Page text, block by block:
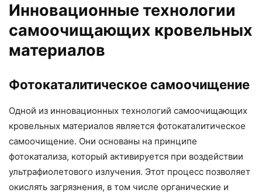
Инновационные технологии
самоочищающих кровельных
материалов
Фотокаталитическое самоочищение
Одной из инновационных технологий самоочищающих
кровельных материалов является фотокаталитическое
самоочищение. Они основаны на принципе
фотокатализа, который активируется при воздействии
ультрафиолетового излучения. Этот процесс позволяет
окислять загрязнения, в том числе органические и